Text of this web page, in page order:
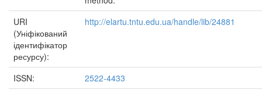
URI
(Уніфікований
ідентифікатор
ресурсу):
http://elartu.tntu.edu.ua/handle/lib/24881
ISSN:
2522-4433